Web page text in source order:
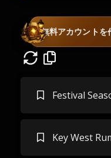
無料アカウントを
Festival
Key West